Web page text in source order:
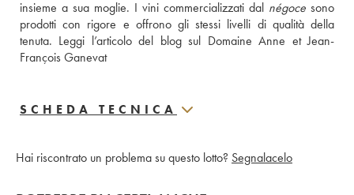
insieme a sua moglie. I vini commercializzati dal négoce sono
prodotti con rigore e offrono gli stessi livelli di qualità della
tenuta. Leggi l’articolo del blog sul Domaine Anne et Jean-
François Ganevat
SCHEDA TECNICA
Hai riscontrato un problema su questo lotto? Segnalacelo